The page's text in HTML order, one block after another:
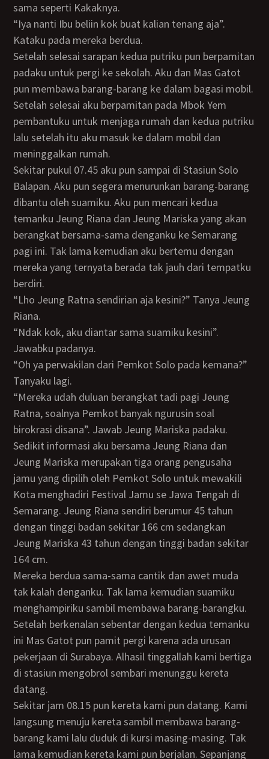
sama seperti Kakaknya.
“Iya nanti Ibu beliin kok buat kalian tenang aja”.
Kataku pada mereka berdua.
Setelah selesai sarapan kedua putriku pun berpamitan
padaku untuk pergi ke sekolah. Aku dan Mas Gatot
pun membawa barang-barang ke dalam bagasi mobil.
Setelah selesai aku berpamitan pada Mbok Yem
pembantuku untuk menjaga rumah dan kedua putriku
lalu setelah itu aku masuk ke dalam mobil dan
meninggalkan rumah.
Sekitar pukul 07.45 aku pun sampai di Stasiun Solo
Balapan. Aku pun segera menurunkan barang-barang
dibantu oleh suamiku. Aku pun mencari kedua
temanku Jeung Riana dan Jeung Mariska yang akan
berangkat bersama-sama denganku ke Semarang
pagi ini. Tak lama kemudian aku bertemu dengan
mereka yang ternyata berada tak jauh dari tempatku
berdiri.
“Lho Jeung Ratna sendirian aja kesini?” Tanya Jeung
Riana.
“Ndak kok, aku diantar sama suamiku kesini”.
Jawabku padanya.
“Oh ya perwakilan dari Pemkot Solo pada kemana?”
Tanyaku lagi.
“Mereka udah duluan berangkat tadi pagi Jeung
Ratna, soalnya Pemkot banyak ngurusin soal
birokrasi disana”. Jawab Jeung Mariska padaku.
Sedikit informasi aku bersama Jeung Riana dan
Jeung Mariska merupakan tiga orang pengusaha
jamu yang dipilih oleh Pemkot Solo untuk mewakili
Kota menghadiri Festival Jamu se Jawa Tengah di
Semarang. Jeung Riana sendiri berumur 45 tahun
dengan tinggi badan sekitar 166 cm sedangkan
Jeung Mariska 43 tahun dengan tinggi badan sekitar
164 cm.
Mereka berdua sama-sama cantik dan awet muda
tak kalah denganku. Tak lama kemudian suamiku
menghampiriku sambil membawa barang-barangku.
Setelah berkenalan sebentar dengan kedua temanku
ini Mas Gatot pun pamit pergi karena ada urusan
pekerjaan di Surabaya. Alhasil tinggallah kami bertiga
di stasiun mengobrol sembari menunggu kereta
datang.
Sekitar jam 08.15 pun kereta kami pun datang. Kami
langsung menuju kereta sambil membawa barang-
barang kami lalu duduk di kursi masing-masing. Tak
lama kemudian kereta kami pun berjalan. Sepanjang